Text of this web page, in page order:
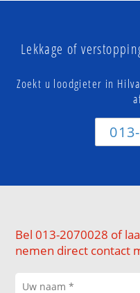
Lekkage of
Zoekt u loodgieter in
Bel 013-2070028 of
nemen direct contact